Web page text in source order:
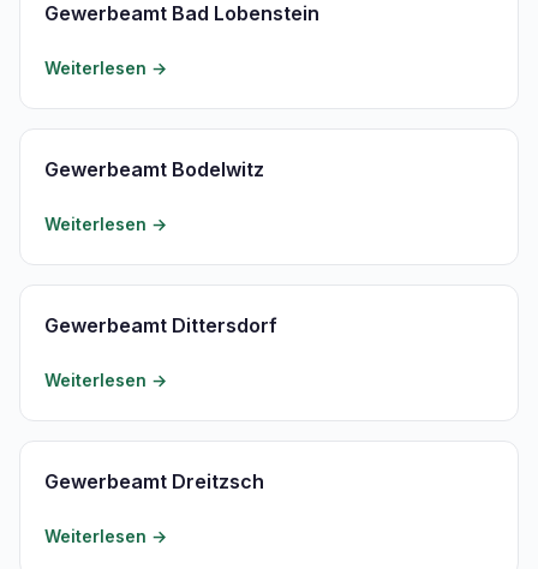
Gewerbeamt Bad Lobenstein
Weiterlesen →
Gewerbeamt Bodelwitz
Weiterlesen →
Gewerbeamt Dittersdorf
Weiterlesen →
Gewerbeamt Dreitzsch
Weiterlesen →